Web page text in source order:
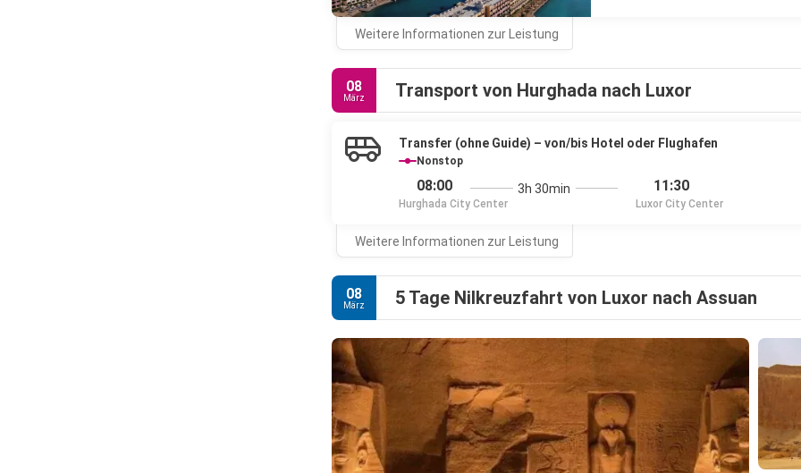
Weitere Informationen zur Leistung
08
März Transport von Hurghada nach Luxor
Transfer (ohne Guide) – von/bis Hotel oder Flughafen
Nonstop
08:00
Hurghada City Center
3h 30min 11:30
Luxor City Center
Weitere Informationen zur Leistung
08
März 5 Tage Nilkreuzfahrt von Luxor nach Assuan